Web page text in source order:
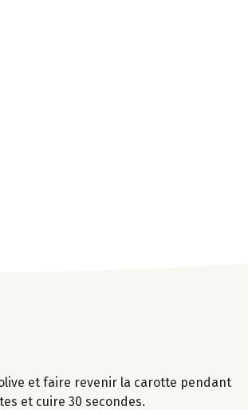
et faire revenir la carotte pendant
et cuire 30 secondes.